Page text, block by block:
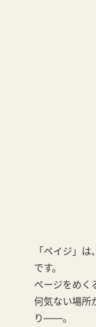
「ペイジ」
です。
ページをめく
何気ない場所
り——。